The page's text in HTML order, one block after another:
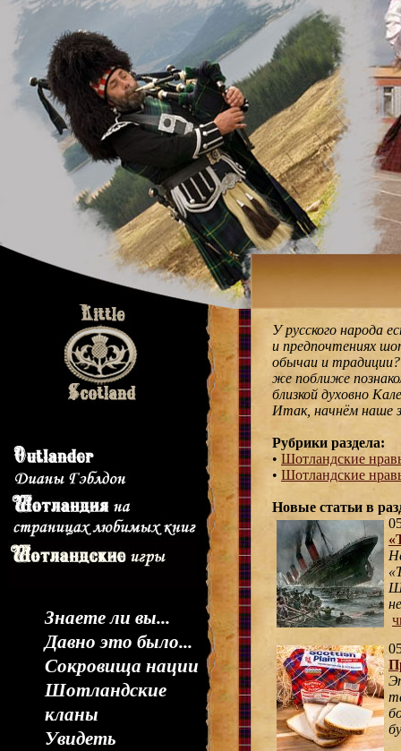
Знаете ли вы...
Давно это было...
Сокровища нации
Шотландские
кланы
Увидеть
У русского народа
и предпочтениях
обычаи и
же поближе
близкой духовно
Итак, начнём наше
Рубрики раздела:
• Шотландские
• Шотландские
Новые статьи в